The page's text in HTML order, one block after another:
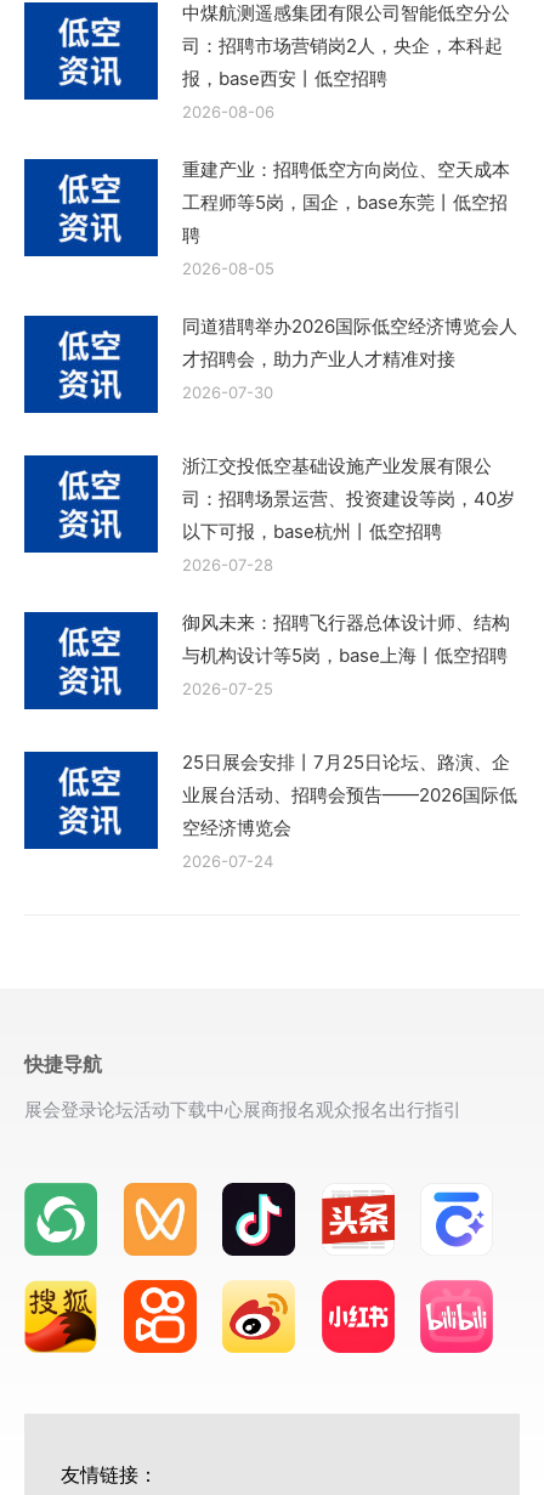
中煤航测遥感集团有限公司智能低空分公
司：招聘市场营销岗2人，央企，本科起
报，base西安丨低空招聘
2026-08-06
重建产业：招聘低空方向岗位、空天成本
工程师等5岗，国企，base东莞丨低空招
聘
2026-08-05
同道猎聘举办2026国际低空经济博览会人
才招聘会，助力产业人才精准对接
2026-07-30
浙江交投低空基础设施产业发展有限公
司：招聘场景运营、投资建设等岗，40岁
以下可报，base杭州丨低空招聘
2026-07-28
御风未来：招聘飞行器总体设计师、结构
与机构设计等5岗，base上海丨低空招聘
2026-07-25
25日展会安排丨7月25日论坛、路演、企
业展台活动、招聘会预告——2026国际低
空经济博览会
2026-07-24
快捷导航
展会登录论坛活动下载中心展商报名观众报名出行指引
友情链接：